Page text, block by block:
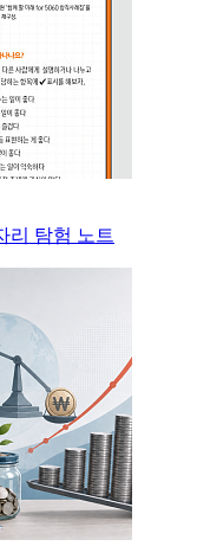
리 탐험 노트